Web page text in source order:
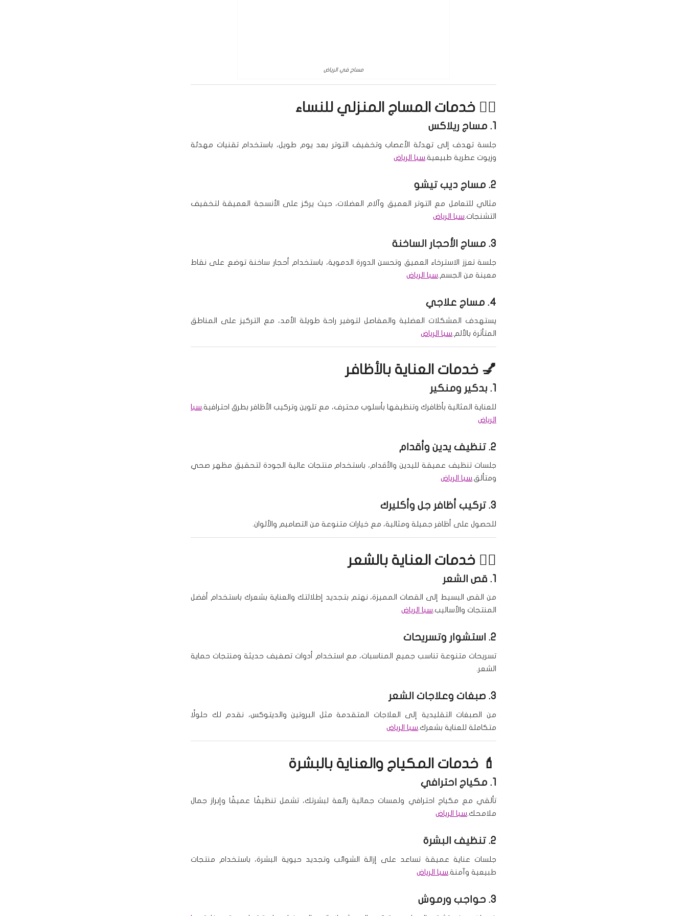
مساج في الرياض
💆‍♀️ خدمات المساج المنزلي للنساء
1. مساج ريلاكس
جلسة تهدف إلى تهدئة الأعصاب وتخفيف التوتر بعد يوم طويل، باستخدام تقنيات مهدئة
وزيوت عطرية طبيعية.سبا الرياض
2. مساج ديب تيشو
مثالي للتعامل مع التوتر العميق وآلام العضلات، حيث يركز على الأنسجة العميقة لتخفيف
التشنجات.سبا الرياض
3. مساج الأحجار الساخنة
جلسة تعزز الاسترخاء العميق وتحسن الدورة الدموية، باستخدام أحجار ساخنة توضع على نقاط
معينة من الجسم.سبا الرياض
4. مساج علاجي
يستهدف المشكلات العضلية والمفاصل لتوفير راحة طويلة الأمد، مع التركيز على المناطق
المتأثرة بالألم.سبا الرياض
💅 خدمات العناية بالأظافر
1. بدكير ومنكير
للعناية المثالية بأظافرك وتنظيفها بأسلوب محترف، مع تلوين وتركيب الأظافر بطرق احترافية.سبا
الرياض
2. تنظيف يدين وأقدام
جلسات تنظيف عميقة لليدين والأقدام، باستخدام منتجات عالية الجودة لتحقيق مظهر صحي
ومتألق.سبا الرياض
3. تركيب أظافر جل وأكليرك
للحصول على أظافر جميلة ومثالية، مع خيارات متنوعة من التصاميم والألوان.
💇‍♀️ خدمات العناية بالشعر
1. قص الشعر
من القص البسيط إلى القصات المميزة، نهتم بتجديد إطلالتك والعناية بشعرك باستخدام أفضل
المنتجات والأساليب.سبا الرياض
2. استشوار وتسريحات
تسريحات متنوعة تناسب جميع المناسبات، مع استخدام أدوات تصفيف حديثة ومنتجات حماية
الشعر.
3. صبغات وعلاجات الشعر
من الصبغات التقليدية إلى العلاجات المتقدمة مثل البروتين والديتوكس، نقدم لك حلولًا
متكاملة للعناية بشعرك.سبا الرياض
💄 خدمات المكياج والعناية بالبشرة
1. مكياج احترافي
تألقي مع مكياج احترافي ولمسات جمالية رائعة لبشرتك، تشمل تنظيفًا عميقًا وإبراز جمال
ملامحك.سبا الرياض
2. تنظيف البشرة
جلسات عناية عميقة تساعد على إزالة الشوائب وتجديد حيوية البشرة، باستخدام منتجات
طبيعية وآمنة.سبا الرياض
3. حواجب ورموش